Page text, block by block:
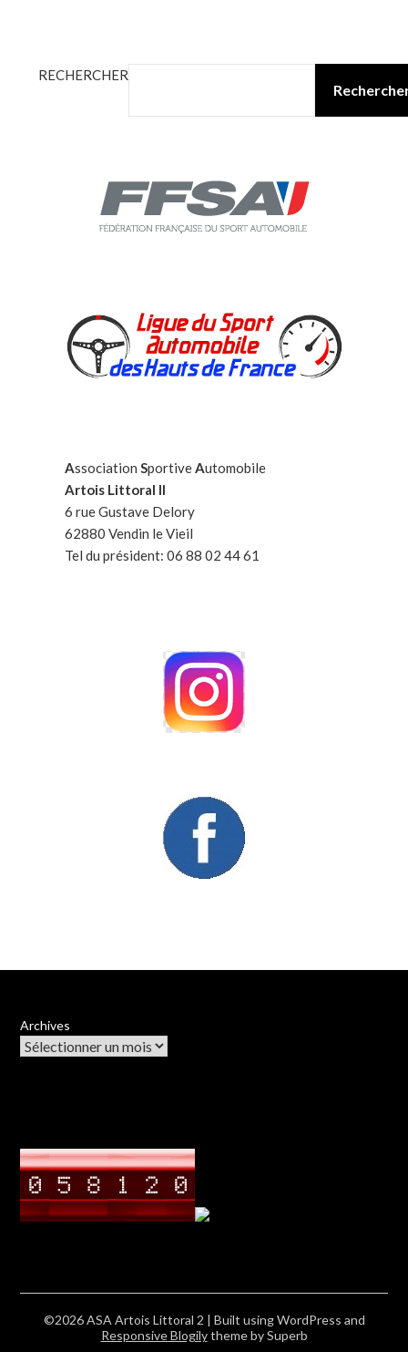
RECHERCHER
AssociationSportiveAutomobile
Artois Littoral II
6 rue Gustave Delory
62880 Vendin le Vieil
Tel du président: 06 88 02 44 61
Archives
©2026 ASA Artois Littoral 2 | Built using WordPress and
Responsive Blogilytheme by Superb